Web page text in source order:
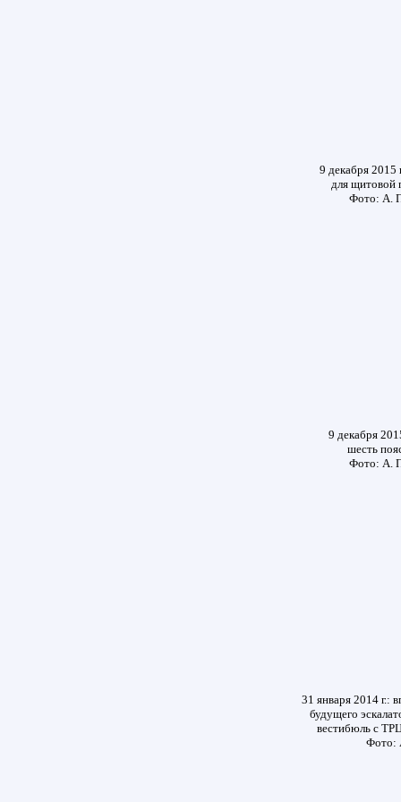
9 декабря 2015
для щитовой
Фото: А.
9 декабря
шесть
Фото: А.
31 января 2014 г.:
будущего
вестибюль с
Фото: